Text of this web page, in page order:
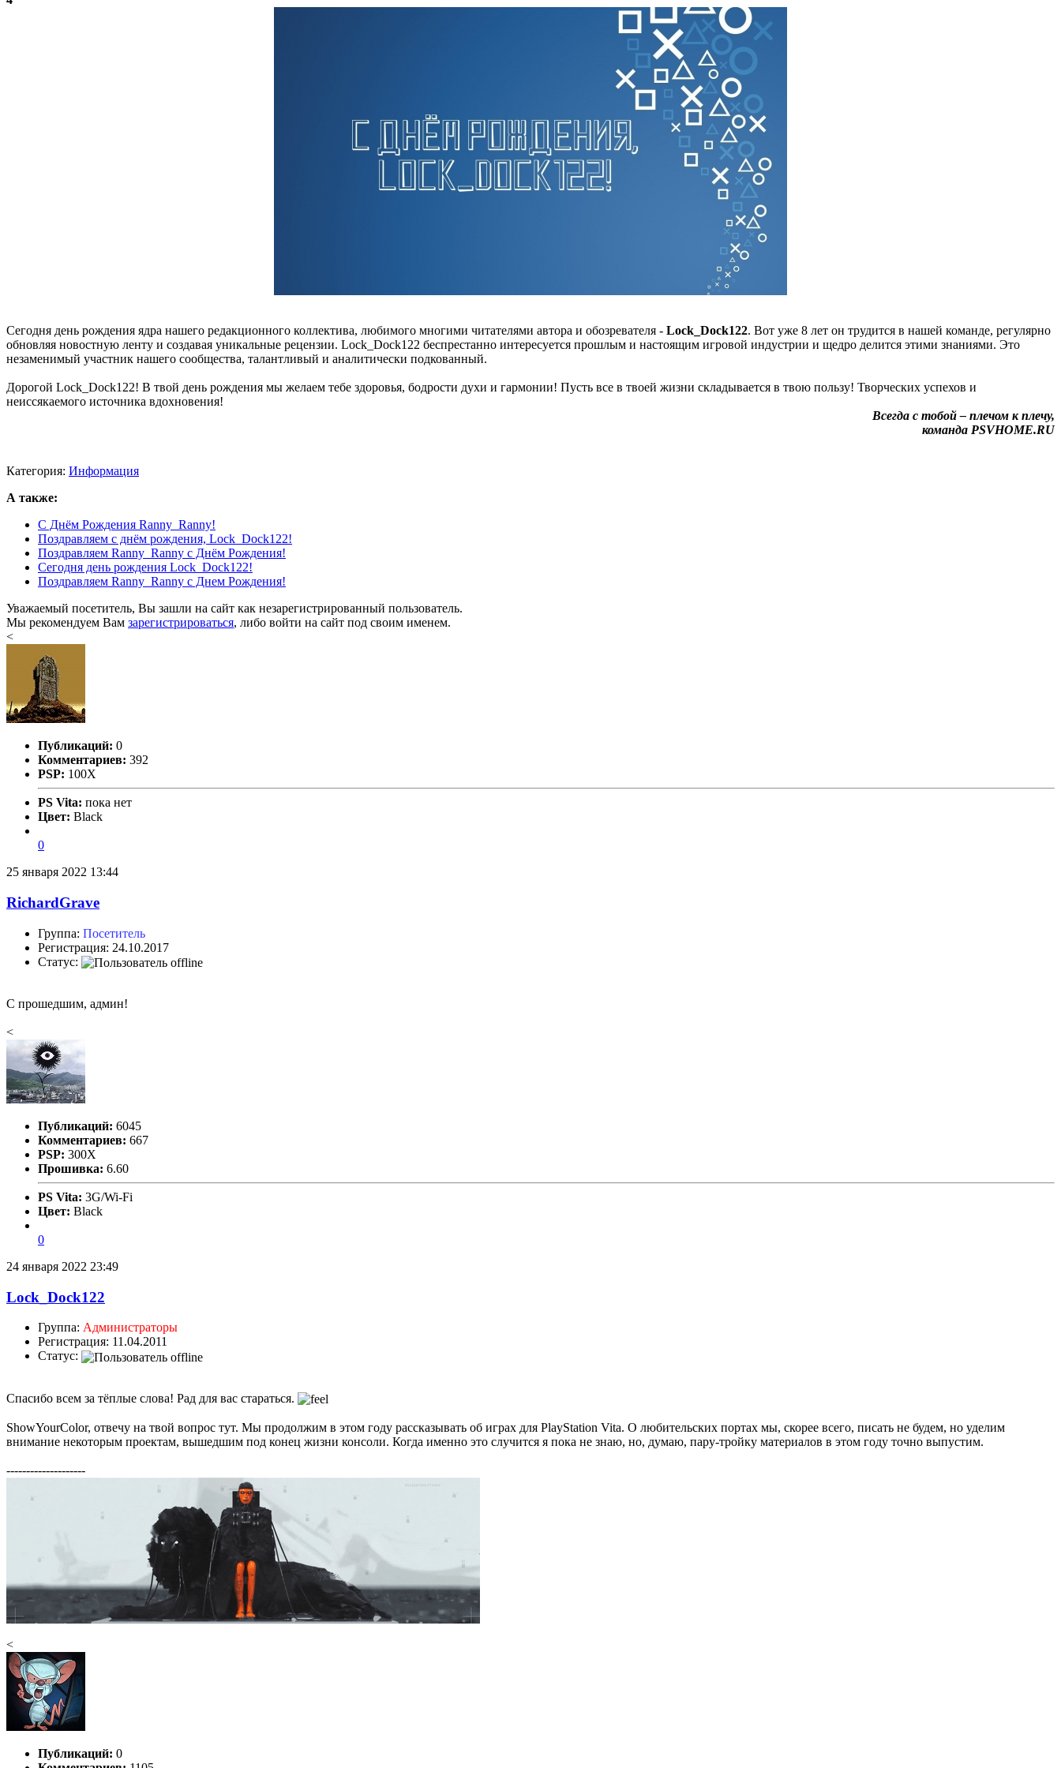
Сегодня день рождения ядра нашего редакционного коллектива, любимого многими читателями автора и обозревателя - Lock_Dock122. Вот уже 8 лет он трудится в нашей команде, регулярно
обновляя новостную ленту и создавая уникальные рецензии. Lock_Dock122 беспрестанно интересуется прошлым и настоящим игровой индустрии и щедро делится этими знаниями. Это
незаменимый участник нашего сообщества, талантливый и аналитически подкованный.
Дорогой Lock_Dock122! В твой день рождения мы желаем тебе здоровья, бодрости духи и гармонии! Пусть все в твоей жизни складывается в твою пользу! Творческих успехов и
неиссякаемого источника вдохновения!
Всегда с тобой – плечом к плечу,
команда PSVHOME.RU
Категория: Информация
А также:
С Днём Рождения Ranny_Ranny!
Поздравляем с днём рождения, Lock_Dock122!
Поздравляем Ranny_Ranny с Днём Рождения!
Сегодня день рождения Lock_Dock122!
Поздравляем Ranny_Ranny с Днем Рождения!
Уважаемый посетитель, Вы зашли на сайт как незарегистрированный пользователь.
Мы рекомендуем Вам зарегистрироваться, либо войти на сайт под своим именем.
<
Публикаций: 0
Комментариев: 392
PSP: 100X
PS Vita: пока нет
Цвет: Black
0
25 января 2022 13:44
RichardGrave
Группа: Посетитель
Регистрация: 24.10.2017
Статус:
С прошедшим, админ!
<
Публикаций: 6045
Комментариев: 667
PSP: 300X
Прошивка: 6.60
PS Vita: 3G/Wi-Fi
Цвет: Black
0
24 января 2022 23:49
Lock_Dock122
Группа: Администраторы
Регистрация: 11.04.2011
Статус:
Спасибо всем за тёплые слова! Рад для вас стараться.
ShowYourColor, отвечу на твой вопрос тут. Мы продолжим в этом году рассказывать об играх для PlayStation Vita. О любительских портах мы, скорее всего, писать не будем, но уделим
внимание некоторым проектам, вышедшим под конец жизни консоли. Когда именно это случится я пока не знаю, но, думаю, пару-тройку материалов в этом году точно выпустим.
--------------------
<
Публикаций: 0